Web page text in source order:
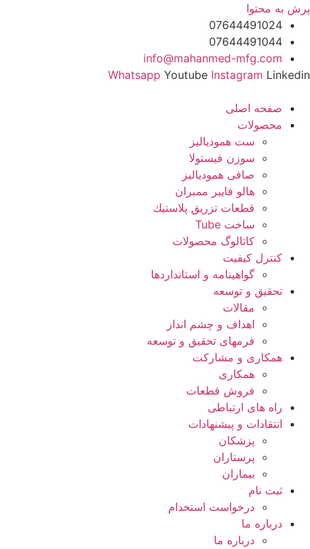
پرش به محتوا
07644491024
07644491044
info@mahanmed-mfg.com
Whatsapp Youtube Instagram Linkedin
صفحه اصلی
محصولات
ست همودیالیز
سوزن فیستولا
صافی همودیالیز
هالو فایبر ممبران
قطعات تزريق پلاستيك
ساخت Tube
کاتالوگ محصولات
کنترل کیفیت
گواهينامه و استانداردها
تحقيق و توسعه
مقالات
اهداف و چشم انداز
فرمهای تحقیق و توسعه
همکاری و مشارکت
همکاری
فروش قطعات
راه های ارتباطی
انتقادات و پيشنهادات
پزشكان
پرستاران
بيماران
ثبت نام
درخواست استخدام
درباره ما
درباره ما